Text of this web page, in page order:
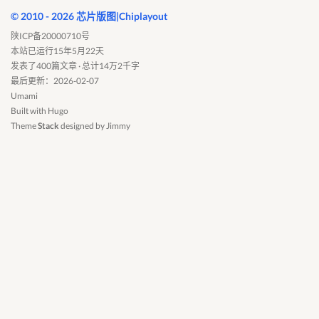
© 2010 - 2026 芯片版图|Chiplayout
陕ICP备20000710号
本站已运行15年5月22天
发表了400篇文章 · 总计14万2千字
最后更新：2026-02-07
Umami
Built with Hugo
ThemeStack designed byJimmy